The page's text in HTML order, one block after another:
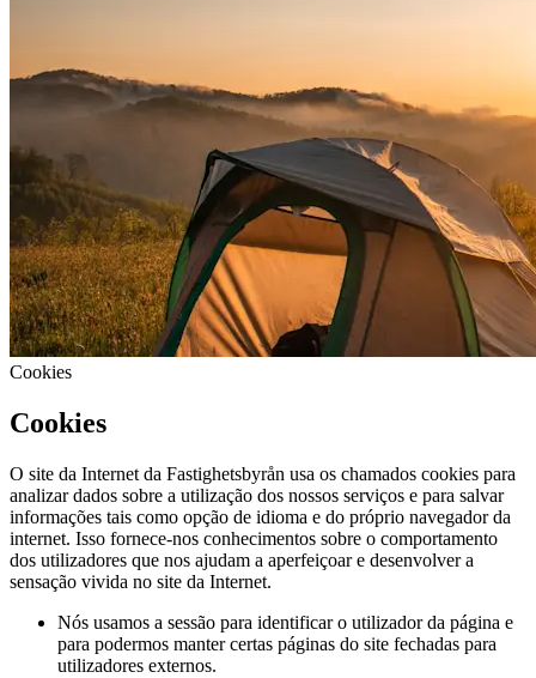
Cookies
Cookies
O site da Internet da Fastighetsbyrån usa os chamados cookies para
analizar dados sobre a utilização dos nossos serviços e para salvar
informações tais como opção de idioma e do próprio navegador da
internet. Isso fornece-nos conhecimentos sobre o comportamento
dos utilizadores que nos ajudam a aperfeiçoar e desenvolver a
sensação vivida no site da Internet.
Nós usamos a sessão para identificar o utilizador da página e
para podermos manter certas páginas do site fechadas para
utilizadores externos.